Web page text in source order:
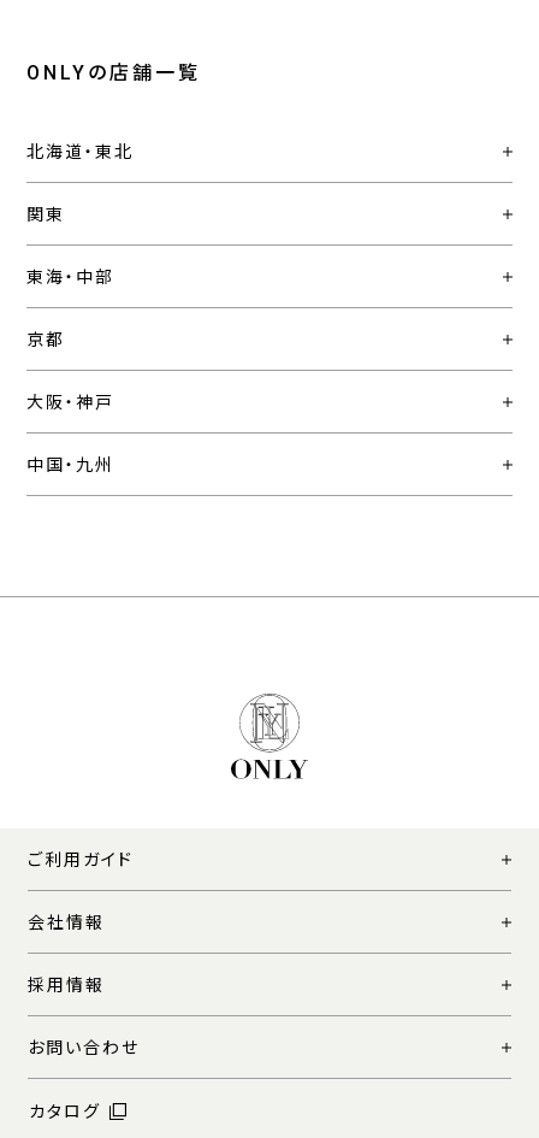
ONLYの店舗一覧
北海道・東北
関東
東海・中部
京都
大阪・神戸
中国・九州
ご利用ガイド
会社情報
採用情報
お問い合わせ
カタログ